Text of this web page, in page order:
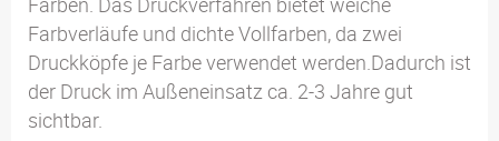
Farbverläufe und dichte Vollfarben, da zwei
Druckköpfe je Farbe verwendet werden.Dadurch ist
der Druck im Außeneinsatz ca. 2-3 Jahre gut
sichtbar.